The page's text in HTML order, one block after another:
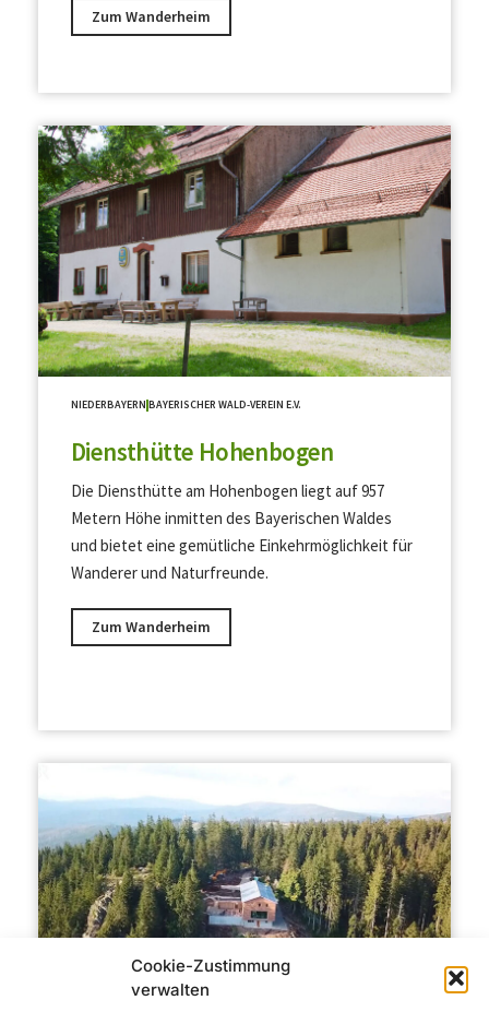
Cookie-Zustimmung
verwalten
Zum Wanderheim
NIEDERBAYERN BAYERISCHER WALD-VEREIN E.V.
Diensthütte Hohenbogen
Die Diensthütte am Hohenbogen liegt auf 957
Metern Höhe inmitten des Bayerischen Waldes
und bietet eine gemütliche Einkehrmöglichkeit für
Wanderer und Naturfreunde.
Zum Wanderheim